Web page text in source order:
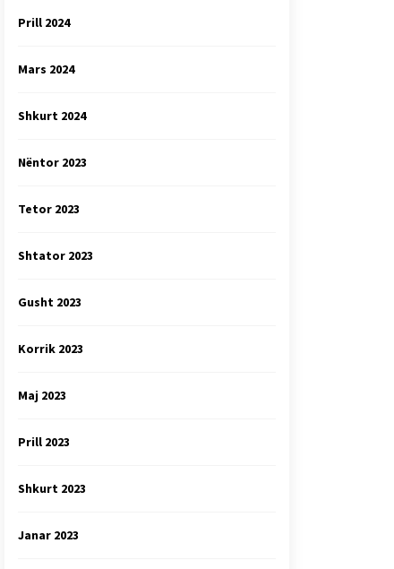
Prill 2024
Mars 2024
Shkurt 2024
Nëntor 2023
Tetor 2023
Shtator 2023
Gusht 2023
Korrik 2023
Maj 2023
Prill 2023
Shkurt 2023
Janar 2023